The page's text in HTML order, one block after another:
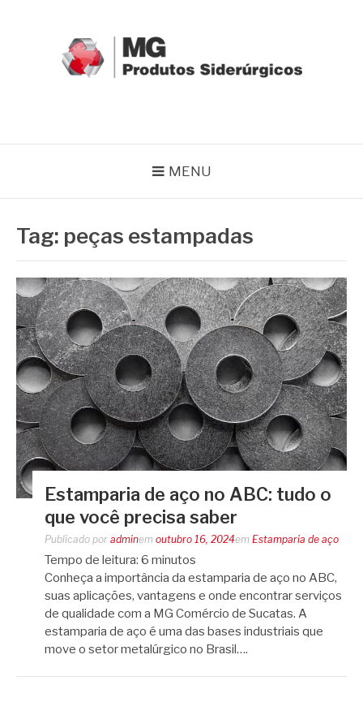
MENU
Tag: peças estampadas
Estamparia de aço no ABC: tudo o
que você precisa saber
Publicado por adminem outubro 16, 2024em Estamparia de aço
Tempo de leitura: 6 minutos
Conheça a importância da estamparia de aço no ABC,
suas aplicações, vantagens e onde encontrar serviços
de qualidade com a MG Comércio de Sucatas. A
estamparia de aço é uma das bases industriais que
move o setor metalúrgico no Brasil….